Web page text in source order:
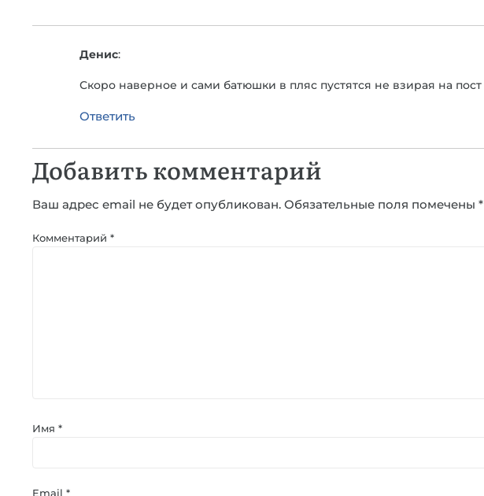
Денис:
Скоро наверное и сами батюшки в пляс пустятся не взирая на пост
Ответить
Добавить комментарий
Ваш адрес email не будет опубликован. Обязательные поля помечены *
Комментарий *
Имя *
Email *